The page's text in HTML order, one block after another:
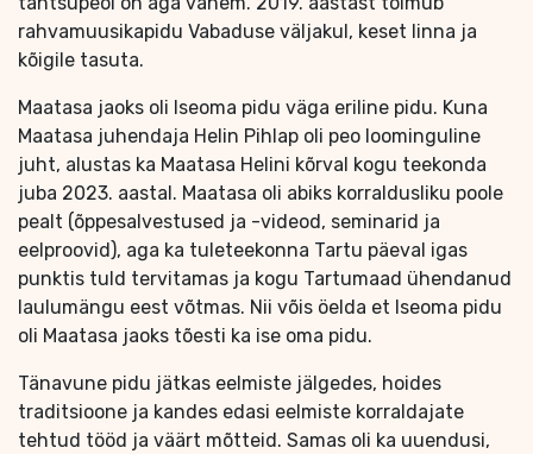
rahvamuusikapidu Vabaduse väljakul, keset linna ja
kõigile tasuta.
Maatasa jaoks oli Iseoma pidu väga eriline pidu. Kuna
Maatasa juhendaja Helin Pihlap oli peo loominguline
juht, alustas ka Maatasa Helini kõrval kogu teekonda
juba 2023. aastal. Maatasa oli abiks korraldusliku poole
pealt (õppesalvestused ja -videod, seminarid ja
eelproovid), aga ka tuleteekonna Tartu päeval igas
punktis tuld tervitamas ja kogu Tartumaad ühendanud
laulumängu eest võtmas. Nii võis öelda et Iseoma pidu
oli Maatasa jaoks tõesti ka ise oma pidu.
Tänavune pidu jätkas eelmiste jälgedes, hoides
traditsioone ja kandes edasi eelmiste korraldajate
tehtud tööd ja väärt mõtteid. Samas oli ka uuendusi,